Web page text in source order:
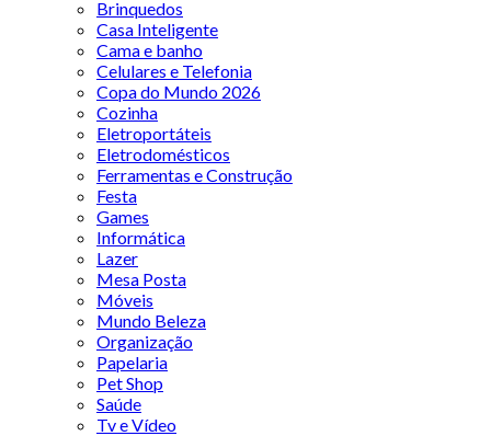
Brinquedos
Casa Inteligente
Cama e banho
Celulares e Telefonia
Copa do Mundo 2026
Cozinha
Eletroportáteis
Eletrodomésticos
Ferramentas e Construção
Festa
Games
Informática
Lazer
Mesa Posta
Móveis
Mundo Beleza
Organização
Papelaria
Pet Shop
Saúde
Tv e Vídeo